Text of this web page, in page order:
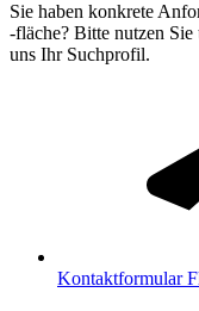
Sie haben konkrete
-fläche? Bitte nutzen
uns Ihr Suchprofil.
Kontaktformular